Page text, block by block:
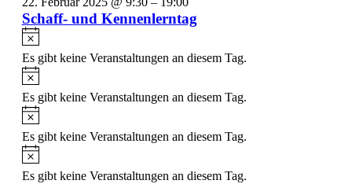
Schaff- und Kennenlerntag
Hinweis
Es gibt keine Veranstaltungen an diesem Tag.
Hinweis
Es gibt keine Veranstaltungen an diesem Tag.
Hinweis
Es gibt keine Veranstaltungen an diesem Tag.
Hinweis
Es gibt keine Veranstaltungen an diesem Tag.